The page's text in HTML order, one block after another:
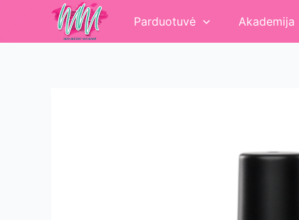
turinio
Parduotuvė Akademija